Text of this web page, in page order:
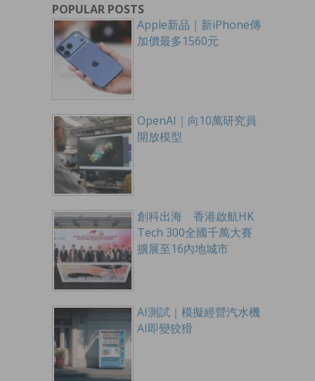
POPULAR POSTS
Apple新品｜新iPhone傳
加價最多1560元
OpenAI｜向10萬研究員
開放模型
創科出海 香港啟航HK
Tech 300全國千萬大賽
擴展至16內地城市
AI測試｜模擬經營汽水機
AI即變狡猾